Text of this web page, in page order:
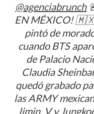
@agenciabrunch
EN MÉXICO!
pintó de
cuando BTS
de Palacio
Claudia
quedó grabado
las ARMY
Jimin, V y